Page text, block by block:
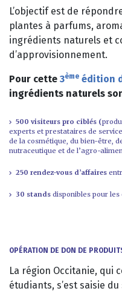
L’objectif est de
plantes à parfums,
ingrédients naturels et
d’approvisionnement.
Pour cette 3ème édition
ingrédients naturels
500 visiteurs pro ciblés (
experts et prestataires de
de la cosmétique, du bien-être,
nutraceutique et de l’agro-
250 rendez-vous d’affaires
30 stands disponibles pour les
OPÉRATION DE DON DE
La région Occitanie, qui
étudiants, s’est saisie